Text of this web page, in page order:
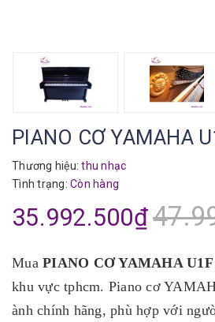
PIANO CƠ YAMAHA
Thương hiệu: thu nhạc
Tình trạng: Còn hàng
35.992.500₫
MuaPIANO CƠ YAMAHA U1F
khu vực tphcm. Piano cơ
ành chính hãng, phù hợp với